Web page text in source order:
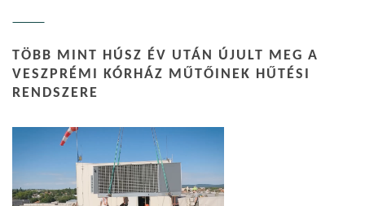
TÖBB MINT HÚSZ ÉV UTÁN ÚJULT MEG A
VESZPRÉMI KÓRHÁZ MŰTŐINEK HŰTÉSI
RENDSZERE